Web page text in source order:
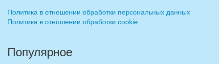
Политика в отношении обработки персональных данных
Политика в отношении обработки cookie
Популярное